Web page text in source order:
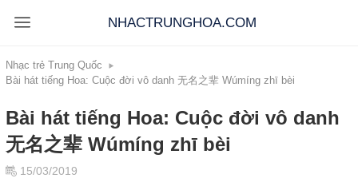
NHACTRUNGHOA.COM
Nhạc trẻ Trung Quốc
Bài hát tiếng Hoa: Cuộc đời vô danh 无名之辈 Wúmíng zhī bèi
Bài hát tiếng Hoa: Cuộc đời vô danh
无名之辈 Wúmíng zhī bèi
15/03/2019